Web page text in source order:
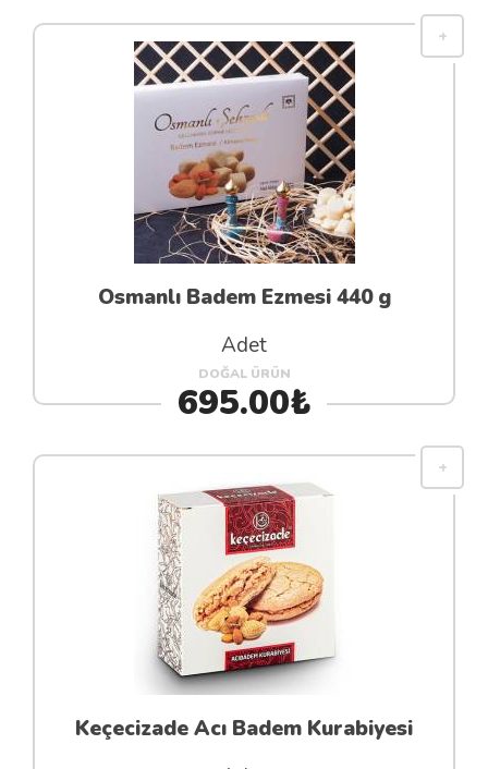
Osmanlı Badem Ezmesi 440 g
Adet
DOĞAL ÜRÜN
695.00₺
Keçecizade Acı Badem Kurabiyesi